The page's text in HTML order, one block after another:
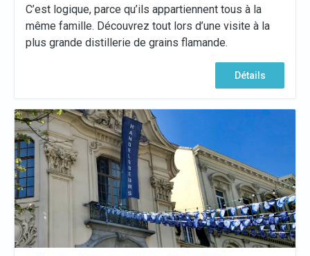
C’est logique, parce qu’ils appartiennent tous à la
même famille. Découvrez tout lors d’une visite à la
plus grande distillerie de grains flamande.
Détails